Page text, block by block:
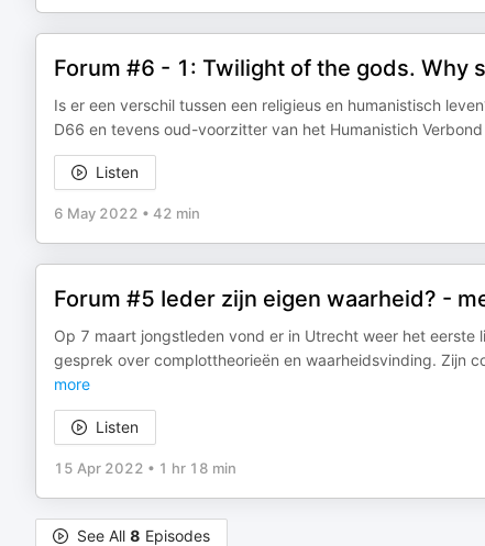
Forum #6 - 1: Twilight of the gods. Why
Is er een verschil tussen een religieus en humanistisch
D66 en tevens oud-voorzitter van het Humanistich
Listen
6 May 2022 • 42 min
Forum #5 Ieder zijn eigen waarheid? -
Op 7 maart jongstleden vond er in Utrecht weer het
gesprek over complottheorieën en waarheidsvinding. Zijn
more
Listen
15 Apr 2022 • 1 hr 18 min
See All 8 Episodes